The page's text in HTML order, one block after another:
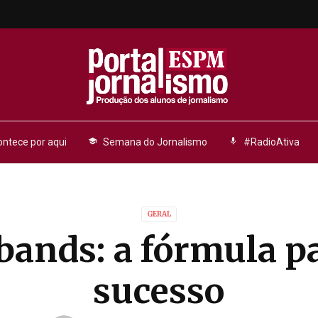
por aqui school Semana do Jornalismo mic #RadioAtiva
GERAL
a fórmula
sucesso